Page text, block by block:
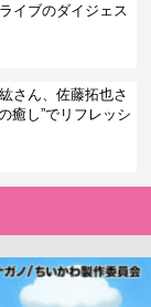
イブのダイジェス
さん、佐藤拓也さ
癒し”でリフレッシ